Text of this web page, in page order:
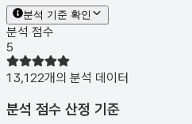
분석 기준 확인
분석 점수
5
13,122개의 분석 데이터
분석 점수 산정 기준